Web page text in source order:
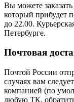
Вы можете
который прибудет
до 22.00.
Петербурге.
Почтовая
Почтой России
случаях вам
компанией (по
любую ТК,